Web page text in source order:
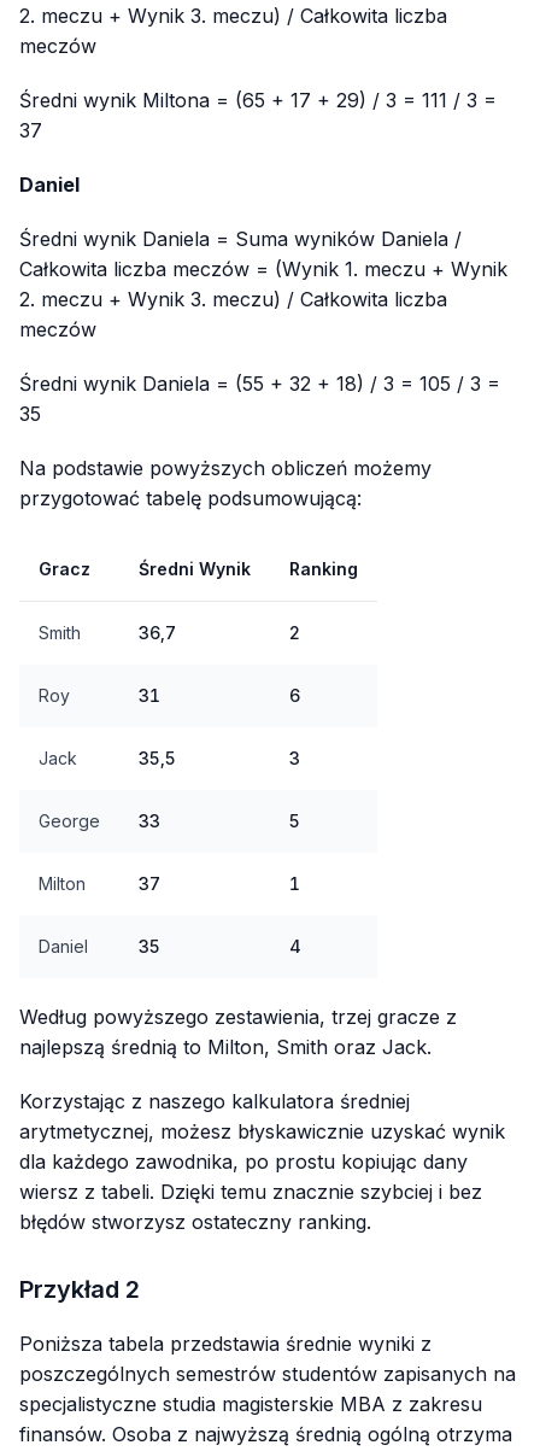
2. meczu + Wynik 3. meczu) / Całkowita liczba
meczów
Średni wynik Miltona = (65 + 17 + 29) / 3 = 111 / 3 =
37
Daniel
Średni wynik Daniela = Suma wyników Daniela /
Całkowita liczba meczów = (Wynik 1. meczu + Wynik
2. meczu + Wynik 3. meczu) / Całkowita liczba
meczów
Średni wynik Daniela = (55 + 32 + 18) / 3 = 105 / 3 =
35
Na podstawie powyższych obliczeń możemy
przygotować tabelę podsumowującą:
Gracz Średni Wynik Ranking
Smith 36,7 2
Roy 31 6
Jack 35,5 3
George 33 5
Milton 37 1
Daniel 35 4
Według powyższego zestawienia, trzej gracze z
najlepszą średnią to Milton, Smith oraz Jack.
Korzystając z naszego kalkulatora średniej
arytmetycznej, możesz błyskawicznie uzyskać wynik
dla każdego zawodnika, po prostu kopiując dany
wiersz z tabeli. Dzięki temu znacznie szybciej i bez
błędów stworzysz ostateczny ranking.
Przykład 2
Poniższa tabela przedstawia średnie wyniki z
poszczególnych semestrów studentów zapisanych na
specjalistyczne studia magisterskie MBA z zakresu
finansów. Osoba z najwyższą średnią ogólną otrzyma